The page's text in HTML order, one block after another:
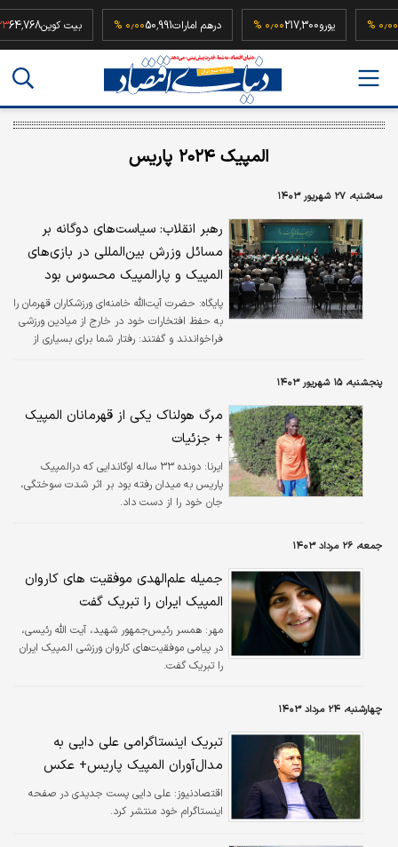
یورو217,300 درهم امارات50,991 بیت کوین
المپیک ۲۰۲۴ پاریس
سه‌شنبه، ۲۷ شهریور ۱۴۰۳
رهبر انقلاب: سیاست‌های دوگانه بر
مسائل وزرش بین‌المللی در بازی‌های
المپیک و پارالمپیک محسوس بود
پایگاه: حضرت آیت‌الله خامنه‌ای ورزشکاران قهرمان را
به حفظ افتخارات خود در خارج از میادین ورزشی
فراخواندند و گفتند: رفتار شما برای بسیاری از
رخ همه دنیا کشیدید، در محیط کار و زندگی هم
این مسئولیت‌های مهم را رعایت کنید.
پنجشنبه، ۱۵ شهریور ۱۴۰۳
مرگ هولناک یکی از قهرمانان المپیک
+ جزئیات
ایرنا:
دونده ۳۳ ساله اوگاندایی که درالمپیک
پاریس به میدان رفته بود بر اثر شدت سوختگی،
جان خود را از دست داد.
جمعه، ۲۶ مرداد ۱۴۰۳
جمیله علم‌الهدی موفقیت های کاروان
المپیک ایران را تبریک گفت
مهر: همسر رئیس‌جمهور شهید، آیت الله رئیسی،
در پیامی موفقیت‌های کاروان ورزشی المپیک ایران
را تبریک گفت.
چهارشنبه، ۲۴ مرداد ۱۴۰۳
تبریک اینستاگرامی علی دایی به
مدال‌آوران المپیک پاریس+ عکس
اقتصادنیوز: علی دایی پست جدیدی در صفحه
اینستاگرام خود منتشر کرد.